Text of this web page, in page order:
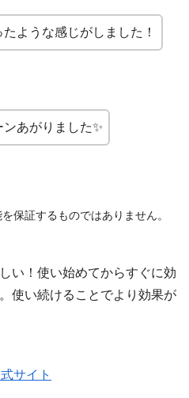
ような感じがしました！
あがりました✨
保証するものではありません。
い！使い始めてからすぐに効
使い続けることでより効果が
サイト